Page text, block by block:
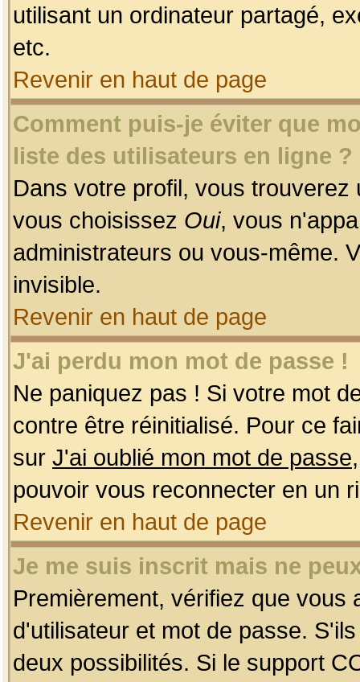
utilisant un ordinateur partagé,
etc.
Revenir en haut de page
Comment puis-je éviter que
liste des utilisateurs en ligne ?
Dans votre profil, vous
vous choisissez Oui, vous
administrateurs ou vous-même.
invisible.
Revenir en haut de page
J'ai perdu mon mot de passe !
Ne paniquez pas ! Si votre mot
contre être réinitialisé. Pour ce
sur J'ai oublié mon mot de passe
pouvoir vous reconnecter en un
Revenir en haut de page
Je me suis inscrit mais ne
Premièrement, vérifiez que
d'utilisateur et mot de passe.
deux possibilités. Si le support